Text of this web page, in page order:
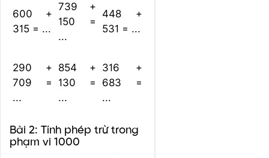
600 +
315 = ...
739 +
150 =
...
448 +
531 = ...
290 +
709 =
...
854 +
130 =
...
316 +
683 =
...
Bài 2: Tính phép trừ trong
phạm vi 1000